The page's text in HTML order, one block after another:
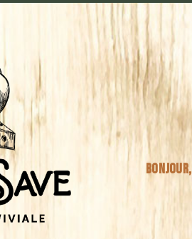
Bonjour,